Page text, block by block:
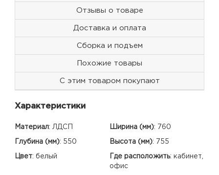
Отзывы о товаре
Доставка и оплата
Сборка и подъем
Похожие товары
С этим товаром покупают
Характеристики
Материал: ЛДСП Ширина (мм): 760
Глубина (мм): 550 Высота (мм): 755
Цвет: белый Где расположить: кабинет,
офис